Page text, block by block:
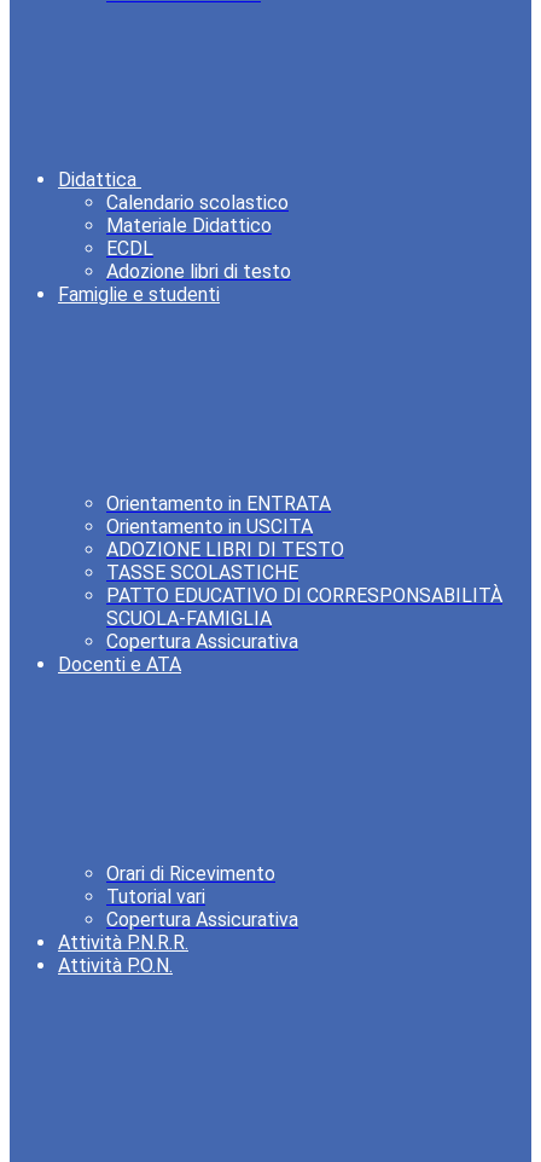
Didattica
Calendario scolastico
Materiale Didattico
ECDL
Adozione libri di testo
Famiglie e studenti
Orientamento in ENTRATA
Orientamento in USCITA
ADOZIONE LIBRI DI TESTO
TASSE SCOLASTICHE
PATTO EDUCATIVO DI CORRESPONSABILITÀ
SCUOLA-FAMIGLIA
Copertura Assicurativa
Docenti e ATA
Orari di Ricevimento
Tutorial vari
Copertura Assicurativa
Attività P.N.R.R.
Attività P.O.N.